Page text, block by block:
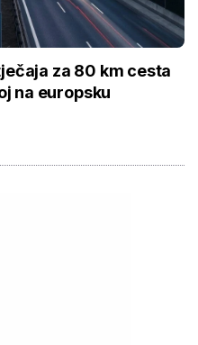
za 80 km cesta
na europsku